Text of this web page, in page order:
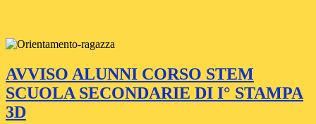
AVVISO ALUNNI CORSO STEM
SCUOLA SECONDARIE DI I° STAMPA
3D